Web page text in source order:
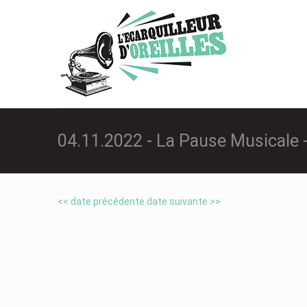
04.11.2022 - La Pause Musicale
<< date précédente date suivante >>